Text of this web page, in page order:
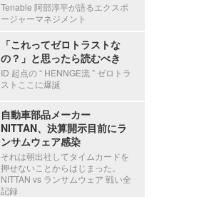
Tenable 阿部淳平が語るエクスポ
ージャーマネジメント
「これってゼロトラストな
の？」と思ったら読むべき
ID 起点の “ HENNGE流 ” ゼロトラ
ストここに爆誕
自動車部品メーカー
NITTAN、決算開示目前にラ
ンサムウェア感染
それは朝出社してタイムカードを
押せないことからはじまった。
NITTAN vs ランサムウェア 戦い全
記録